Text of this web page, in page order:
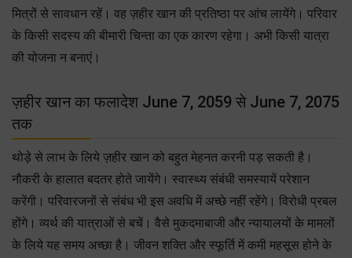
मित्रों से सावधान रहें। वह ज़हीर खान की प्रतिष्ठा पर आंच लायेंगे। परिवार
के किसी सदस्य की बीमारी चिन्ता का एक कारण रहेगा। अभी किसी यात्रा
की योजना न बनाएं।
ज़हीर खान का फलादेश June 7, 2059 से June 7, 2075
तक
थोड़े से लाभ के लिये ज़हीर खान को बहुत मेहनत करनी पड़ सकती है।
नौकरी के हालात बदतर होते जायेंगे। स्वास्थ्य संबंधी समस्यायें परेशान
करेंगी। परिवारजनों से संबंध भी इस अवधि में अच्छे नहीं रहेंगे। विरोधी प्रबल
होंगे। व्यर्थ की यात्राओं से बचें। वैसे मुकदमाबाजी और न्यायालयों के मामलों
के लिये यह समय अच्छा है। जीवन शक्ति और स्फूर्ति में कमी महसूस होने के